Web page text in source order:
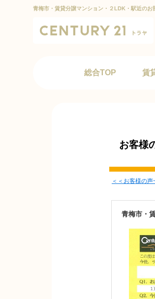
青梅市・賃貸分譲マンション・２LDK・駅近のお
総合TOP 賃
お客様
＜＜お客様の声
青梅市・